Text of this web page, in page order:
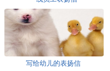
写给幼儿的表扬信